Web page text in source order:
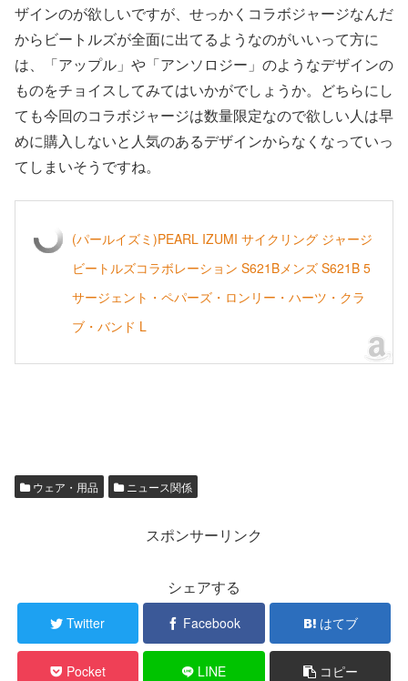
ザインのが欲しいですが、せっかくコラボジャージなんだ
からビートルズが全面に出てるようなのがいいって方に
は、「アップル」や「アンソロジー」のようなデザインの
ものをチョイスしてみてはいかがでしょうか。どちらにし
ても今回のコラボジャージは数量限定なので欲しい人は早
めに購入しないと人気のあるデザインからなくなっていっ
てしまいそうですね。
(パールイズミ)PEARL IZUMI サイクリング ジャージ
ビートルズコラボレーション S621Bメンズ S621B 5
サージェント・ペパーズ・ロンリー・ハーツ・クラ
ブ・バンド L
ウェア・用品 ニュース関係
スポンサーリンク
シェアする
Twitter Facebook はてブ
Pocket LINE コピー